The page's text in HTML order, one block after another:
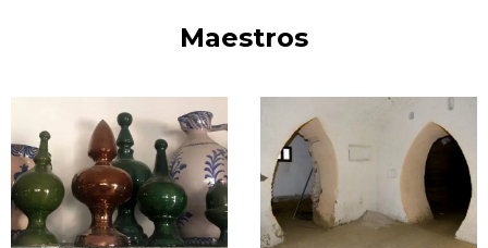
estructuras y cubiertas de madera para toda clase de
edificios (de nueva construcción o rehabilitación). En
distribuidos por la geografía española: edificios antiguos,
iglesias, ermitas, etc.
Maestros